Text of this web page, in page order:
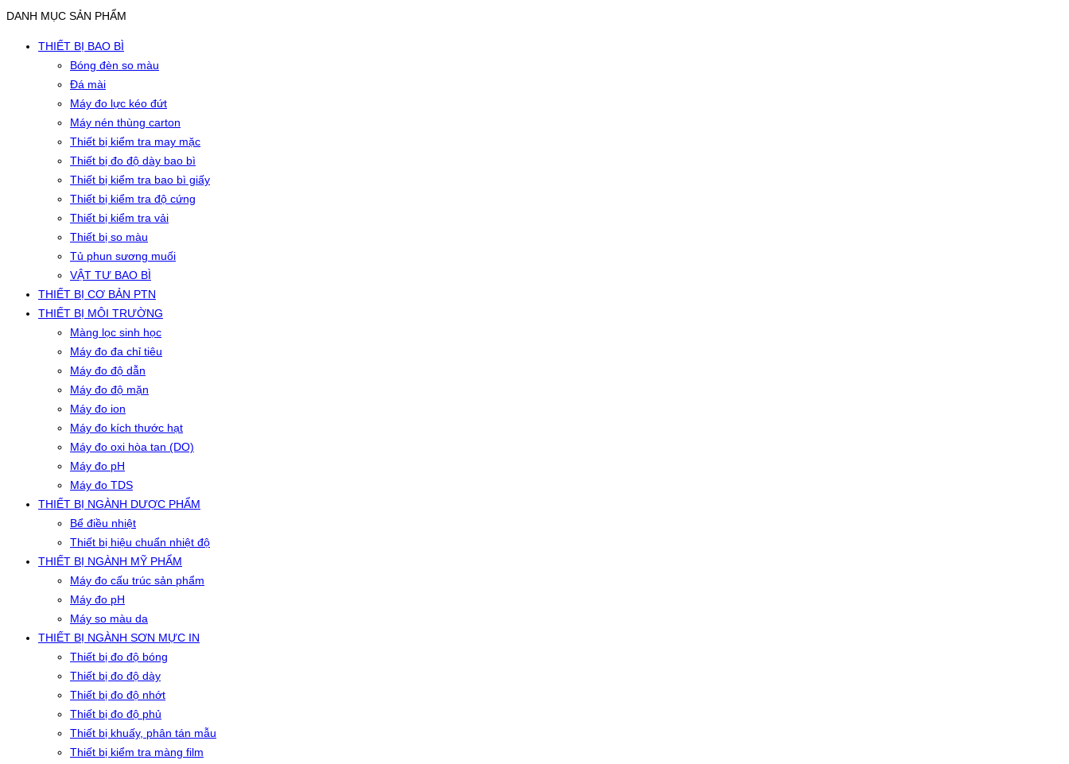
DANH MỤC SẢN PHẨM
THIẾT BỊ BAO BÌ
Bóng đèn so màu
Đá mài
Máy đo lực kéo đứt
Máy nén thùng carton
Thiết bị kiểm tra may mặc
Thiết bị đo độ dày bao bì
Thiết bị kiểm tra bao bì giấy
Thiết bị kiểm tra độ cứng
Thiết bị kiểm tra vải
Thiết bị so màu
Tủ phun sương muối
VẬT TƯ BAO BÌ
THIẾT BỊ CƠ BẢN PTN
THIẾT BỊ MÔI TRƯỜNG
Màng lọc sinh học
Máy đo đa chỉ tiêu
Máy đo độ dẫn
Máy đo độ mặn
Máy đo ion
Máy đo kích thước hạt
Máy đo oxi hòa tan (DO)
Máy đo pH
Máy đo TDS
THIẾT BỊ NGÀNH DƯỢC PHẨM
Bể điều nhiệt
Thiết bị hiệu chuẩn nhiệt độ
THIẾT BỊ NGÀNH MỸ PHẨM
Máy đo cấu trúc sản phẩm
Máy đo pH
Máy so màu da
THIẾT BỊ NGÀNH SƠN MỰC IN
Thiết bị đo độ bóng
Thiết bị đo độ dày
Thiết bị đo độ nhớt
Thiết bị đo độ phủ
Thiết bị khuấy, phân tán mẫu
Thiết bị kiểm tra màng film